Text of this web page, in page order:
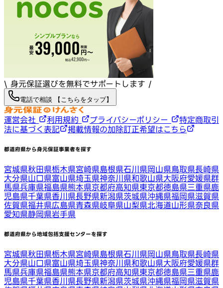
\ 身元保証選びを無料でサポートします /
電話で相談 【こちらをタップ】
運営会社 利用規約 プライバシーポリシー
特定商取引
法に基づく表記
掲載情報の加除訂正希望はこちら
都道府県から身元保証事業者を探す
宮城県秋田県栃木県宮崎県島根県石川県岡山県鳥取県長崎県
大分県山口県富山県埼玉県神奈川県和歌山県大阪府愛媛県群
馬県兵庫県福島県熊本県京都府高知県東京都徳島県三重県鹿
児島県千葉県香川県長野県新潟県茨城県沖縄県福岡県滋賀県
佐賀県福井県広島県青森県岐阜県山梨県北海道山形県奈良県
愛知県静岡県岩手県
都道府県から地域包括支援センターを探す
宮城県秋田県栃木県宮崎県島根県石川県岡山県鳥取県長崎県
大分県山口県富山県埼玉県神奈川県和歌山県大阪府愛媛県群
馬県兵庫県福島県熊本県京都府高知県東京都徳島県三重県鹿
児島県千葉県香川県長野県新潟県茨城県沖縄県福岡県滋賀県